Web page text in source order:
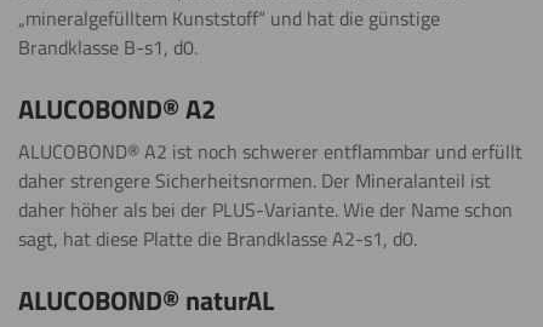
„mineralgefülltem Kunststoff“ und hat die günstige
Brandklasse B-s1, d0.
ALUCOBOND® A2
ALUCOBOND® A2 ist noch schwerer entflammbar und erfüllt
daher strengere Sicherheitsnormen. Der Mineralanteil ist
daher höher als bei der PLUS-Variante. Wie der Name schon
sagt, hat diese Platte die Brandklasse A2-s1, d0.
ALUCOBOND® naturAL